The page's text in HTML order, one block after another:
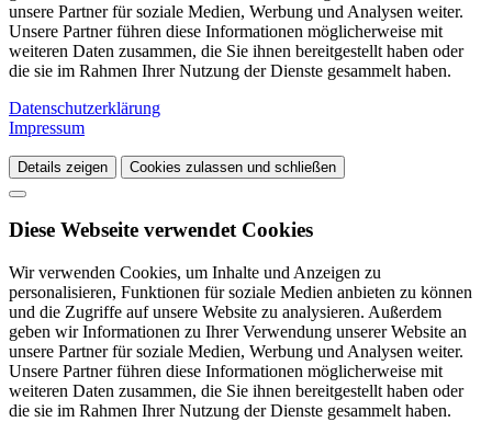
unsere Partner für soziale Medien, Werbung und Analysen weiter.
Unsere Partner führen diese Informationen möglicherweise mit
weiteren Daten zusammen, die Sie ihnen bereitgestellt haben oder
die sie im Rahmen Ihrer Nutzung der Dienste gesammelt haben.
Datenschutzerklärung
Impressum
Details zeigen Cookies zulassen und schließen
Diese Webseite verwendet Cookies
Wir verwenden Cookies, um Inhalte und Anzeigen zu
personalisieren, Funktionen für soziale Medien anbieten zu können
und die Zugriffe auf unsere Website zu analysieren. Außerdem
geben wir Informationen zu Ihrer Verwendung unserer Website an
unsere Partner für soziale Medien, Werbung und Analysen weiter.
Unsere Partner führen diese Informationen möglicherweise mit
weiteren Daten zusammen, die Sie ihnen bereitgestellt haben oder
die sie im Rahmen Ihrer Nutzung der Dienste gesammelt haben.